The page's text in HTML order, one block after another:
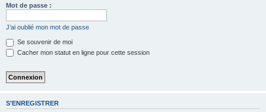
Mot de passe :
J’ai oublié mon mot de passe
Se souvenir de moi
Cacher mon statut en ligne pour cette session
S’ENREGISTRER